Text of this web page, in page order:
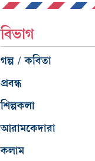
বিভাগ
গল্প / কবিতা
প্রবন্ধ
শিল্পকলা
আরামকেদারা
কলাম